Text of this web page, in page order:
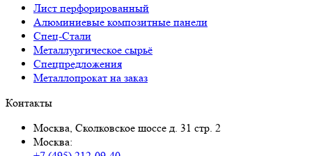
Лист перфорированный
Алюминиевые композитные панели
Спец-Стали
Металлургическое сырьё
Спецпредложения
Металлопрокат на заказ
Контакты
Москва, Сколковское шоссе д. 31 стр. 2
Москва: